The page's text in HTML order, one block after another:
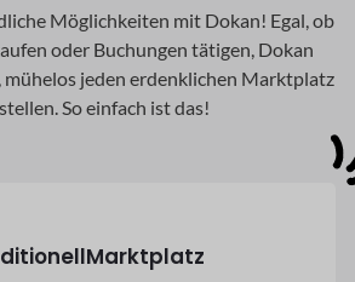
Möglichkeiten mit Dokan! Egal, ob
oder Buchungen tätigen, Dokan
mühelos jeden erdenklichen Marktplatz
So einfach ist das!
Marktplatz